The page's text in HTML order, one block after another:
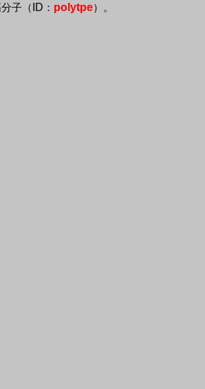
子（ ID ： polytpe）。